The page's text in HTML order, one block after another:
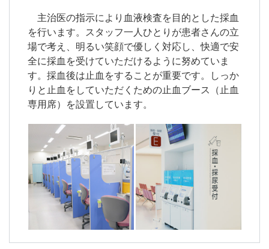
主治医の指示により血液検査を目的とした採血
を行います。スタッフ一人ひとりが患者さんの立
場で考え、明るい笑顔で優しく対応し、快適で安
全に採血を受けていただけるように努めていま
す。採血後は止血をすることが重要です。しっか
りと止血をしていただくための止血ブース（止血
専用席）を設置しています。